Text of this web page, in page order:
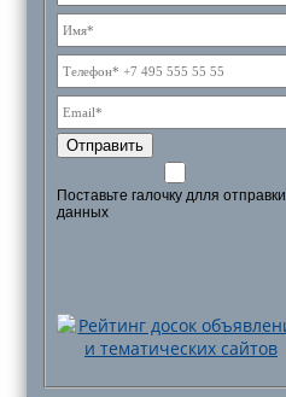
Отправить
Поставьте галочку длля отправки
данных